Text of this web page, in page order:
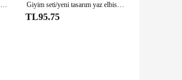
MINISO Barbie Barbie Movie100-170 T-shirt şort spor elbise erkek ve kız erkek kız Anime kawaii karikatür Giyim seti/yeni tasarım yaz elbise kıyafet suit/bebek aksesuarları için 30cm xinyi Fr ST blythe barbie bebek giysi
TL95.75